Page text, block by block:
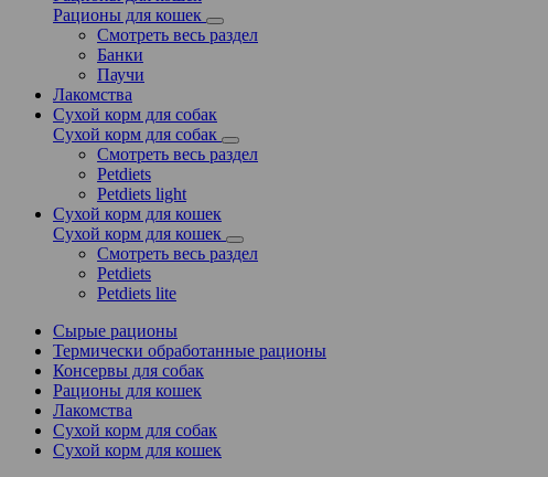
Рационы для кошек
Смотреть весь раздел
Банки
Паучи
Лакомства
Сухой корм для собак
Сухой корм для собак
Смотреть весь раздел
Petdiets
Petdiets light
Сухой корм для кошек
Сухой корм для кошек
Смотреть весь раздел
Petdiets
Petdiets lite
Сырые рационы
Термически обработанные рационы
Консервы для собак
Рационы для кошек
Лакомства
Сухой корм для собак
Сухой корм для кошек